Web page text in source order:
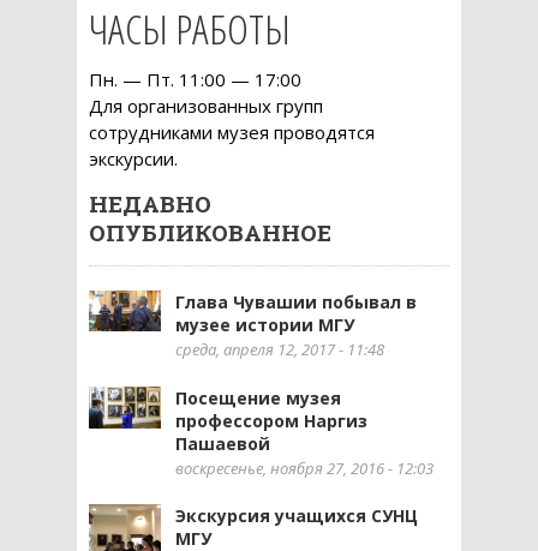
ЧАСЫ РАБОТЫ
Пн. — Пт. 11:00 — 17:00
Для организованных групп
сотрудниками музея проводятся
экскурсии.
НЕДАВНО
ОПУБЛИКОВАННОЕ
Глава Чувашии побывал в
музее истории МГУ
среда, апреля 12, 2017 - 11:48
Посещение музея
профессором Наргиз
Пашаевой
воскресенье, ноября 27, 2016 - 12:03
Экскурсия учащихся СУНЦ
МГУ